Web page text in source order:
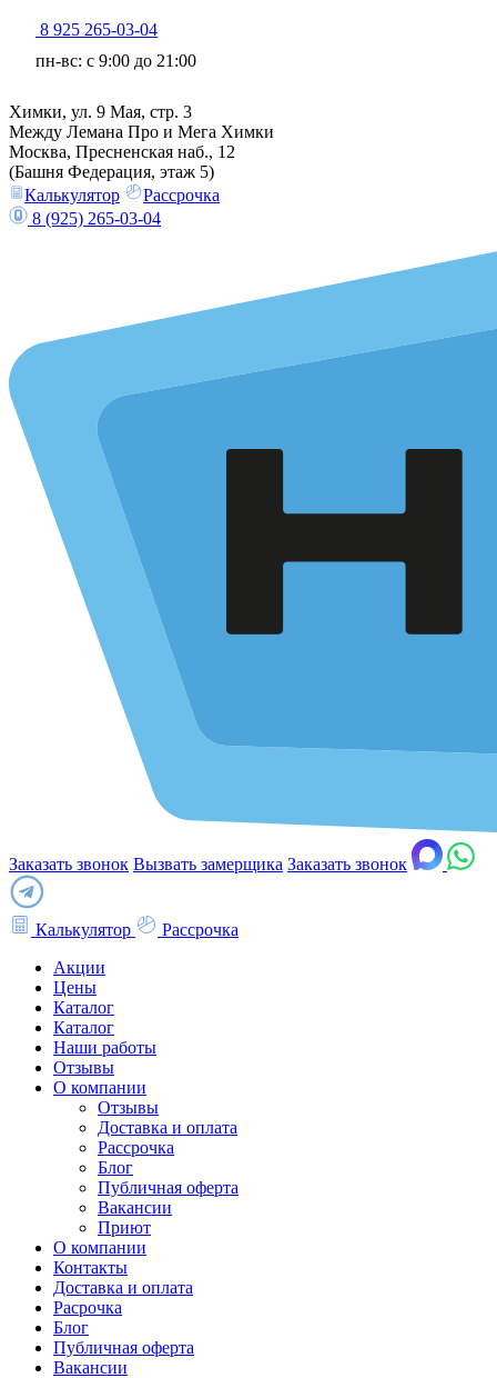
8 925 265-03-04
пн-вс: c 9:00 до 21:00
Химки, ул. 9 Мая, стр. 3
Между Лемана Про и Мега Химки
Москва, Пресненская наб., 12
(Башня Федерация, этаж 5)
Калькулятор
Рассрочка
8 (925) 265-03-04
Заказать звонок Вызвать замерщика Заказать звонок
Калькулятор
Рассрочка
Акции
Цены
Каталог
Каталог
Наши работы
Отзывы
О компании
Отзывы
Доставка и оплата
Рассрочка
Блог
Публичная оферта
Вакансии
Приют
О компании
Контакты
Доставка и оплата
Расрочка
Блог
Публичная оферта
Вакансии